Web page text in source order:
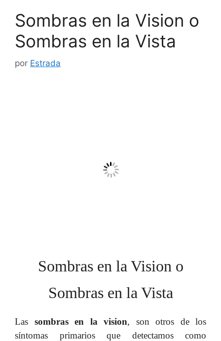
Sombras en la Vision o
Sombras en la Vista
por Estrada
Sombras en la Vision o
Sombras en la Vista
Las sombras en la vision, son otros de los
síntomas primarios que detectamos como